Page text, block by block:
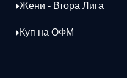
Жени - Втора Лига
Куп на ОФМ